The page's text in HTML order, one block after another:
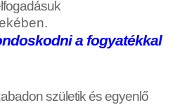
a fogyatékkal
születik és egyenlő